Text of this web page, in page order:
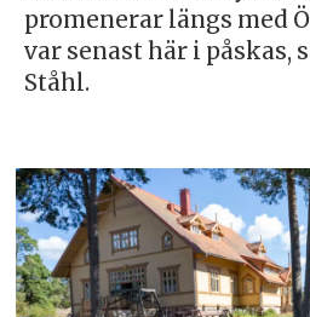
promenerar längs med
var senast här i påskas,
Ståhl.